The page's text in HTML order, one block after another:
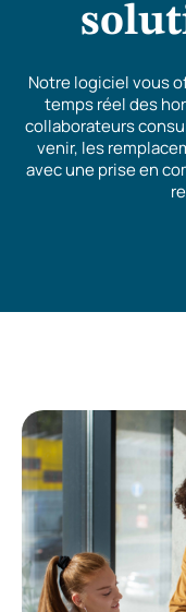
Notre logiciel vous
temps réel des
collaborateurs
venir, les
avec une prise en